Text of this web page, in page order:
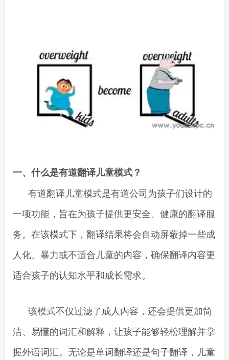
一、什么是有道翻译儿童模式？
有道翻译儿童模式是有道公司为孩子们设计的
一项功能，旨在为孩子提供更安全、健康的翻译服
务。在该模式下，翻译结果将会自动屏蔽掉一些成
人化、暴力或不适合儿童的内容，确保翻译内容更
适合孩子的认知水平和成长需求。
该模式不仅过滤了成人内容，还会提供更加简
洁、易懂的词汇和解释，让孩子能够轻松理解并掌
握外语词汇。无论是单词翻译还是句子翻译，儿童